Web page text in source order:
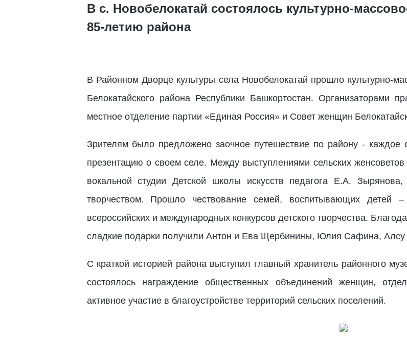
В с. Новобелокатай состоялось культурно-
85-летию района
В Районном Дворце культуры села Новобелокатай прошло культурно-
Белокатайского района Республики Башкортостан. Организаторами
местное отделение партии «Единая Россия» и Совет женщин
Зрителям было предложено заочное путешествие по району - каждое
презентацию о своем селе. Между выступлениями сельских
вокальной студии Детской школы искусств педагога Е.А.
творчеством. Прошло чествование семей, воспитывающих детей –
всероссийских и международных конкурсов детского творчества.
сладкие подарки получили Антон и Ева Щербинины, Юлия Сафина,
С краткой историей района выступил главный хранитель районного
состоялось награждение общественных объединений женщин,
активное участие в благоустройстве территорий сельских поселений.